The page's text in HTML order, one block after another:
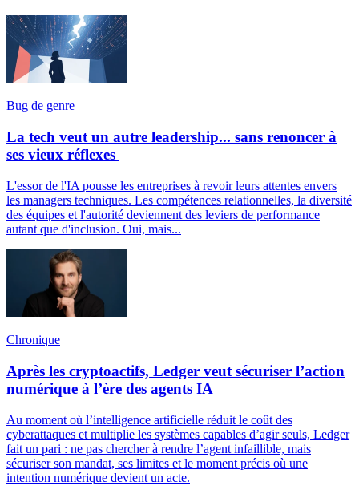
Bug de genre
La tech veut un autre leadership... sans renoncer à
ses vieux réflexes
L'essor de l'IA pousse les entreprises à revoir leurs attentes envers
les managers techniques. Les compétences relationnelles, la diversité
des équipes et l'autorité deviennent des leviers de performance
autant que d'inclusion. Oui, mais...
Chronique
Après les cryptoactifs, Ledger veut sécuriser l’action
numérique à l’ère des agents IA
Au moment où l’intelligence artificielle réduit le coût des
cyberattaques et multiplie les systèmes capables d’agir seuls, Ledger
fait un pari : ne pas chercher à rendre l’agent infaillible, mais
sécuriser son mandat, ses limites et le moment précis où une
intention numérique devient un acte.